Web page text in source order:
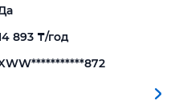
893 ₸/год